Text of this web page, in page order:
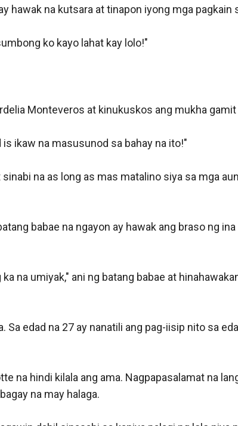
hawak na kutsara at tinapon iyong mga
ko kayo lahat kay lolo!"
Monteveros at kinukuskos ang mukha
ikaw na masusunod sa bahay na ito!"
na as long as mas matalino siya sa mga
babae na ngayon ay hawak ang braso ng
na umiyak," ani ng batang babae at
Sa edad na 27 ay nanatili ang pag-iisip nito sa
na hindi kilala ang ama. Nagpapasalamat na
na may halaga.